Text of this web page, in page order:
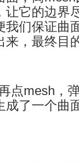
让它的边界
我们保证曲
来，最终目
点mesh，
成了一个曲